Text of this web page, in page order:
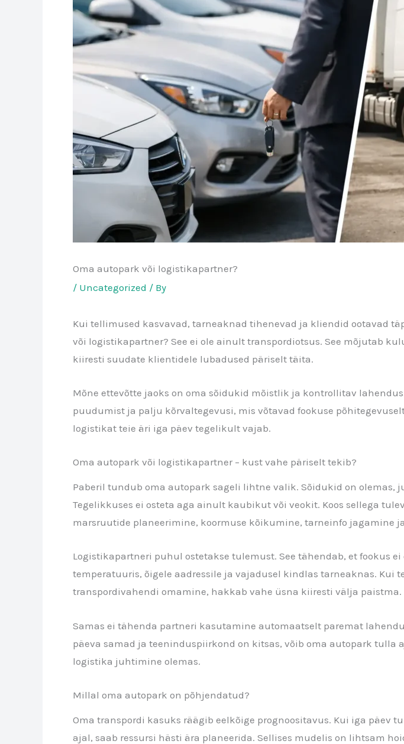
Oma autopark või logistikapartner?
/ Uncategorized / By
Kui tellimused kasvavad, tarneaknad tihenevad ja kliendid ootavad
või logistikapartner? See ei ole ainult transpordiotsus. See mõjutab
kiiresti suudate klientidele lubadused päriselt täita.
Mõne ettevõtte jaoks on oma sõidukid mõistlik ja kontrollitav
puudumist ja palju kõrvaltegevusi, mis võtavad fookuse
logistikat teie äri iga päev tegelikult vajab.
Oma autopark või logistikapartner – kust vahe päriselt tekib?
Paberil tundub oma autopark sageli lihtne valik. Sõidukid on
Tegelikkuses ei osteta aga ainult kaubikut või veokit. Koos sellega
marsruutide planeerimine, koormuse kõikumine, tarneinfo jagamine
Logistikapartneri puhul ostetakse tulemust. See tähendab, et fookus
temperatuuris, õigele aadressile ja vajadusel kindlas tarneaknas.
transpordivahendi omamine, hakkab vahe üsna kiiresti välja paistma.
Samas ei tähenda partneri kasutamine automaatselt paremat
päeva samad ja teeninduspiirkond on kitsas, võib oma autopark
logistika juhtimine olemas.
Millal oma autopark on põhjendatud?
Oma transpordi kasuks räägib eelkõige prognoositavus. Kui iga
ajal, saab ressursi hästi ära planeerida. Sellises mudelis on lihtsam